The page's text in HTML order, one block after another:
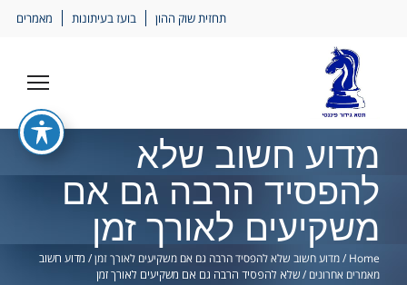
תחזית שוק ההון בועז בעיתונות מאמרים
מדוע חשוב שלא
להפסיד הרבה גם אם
משקיעים לאורך זמן
Home
/מדוע חשוב שלא להפסיד הרבה גם אם משקיעים לאורך זמן/
מאמרים אחרונים /
מדוע חשוב
שלא להפסיד הרבה גם אם משקיעים לאורך זמן